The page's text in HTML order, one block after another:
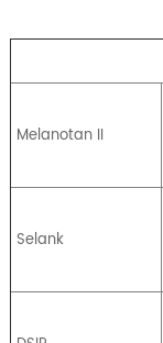
Melanotan II
Selank